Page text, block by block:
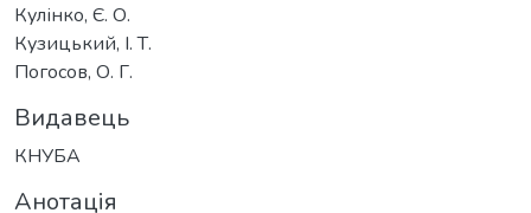
Кулінко, Є. О.
Кузицький, І. Т.
Погосов, О. Г.
Видавець
КНУБА
Анотація